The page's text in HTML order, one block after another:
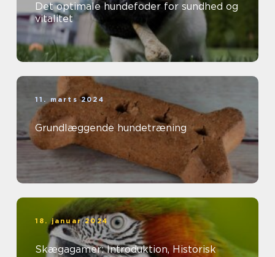
Det optimale hundefoder for sundhed og
vitalitet
11. marts 2024
Grundlæggende hundetræning
18. januar 2024
Skægagamer: Introduktion, Historisk